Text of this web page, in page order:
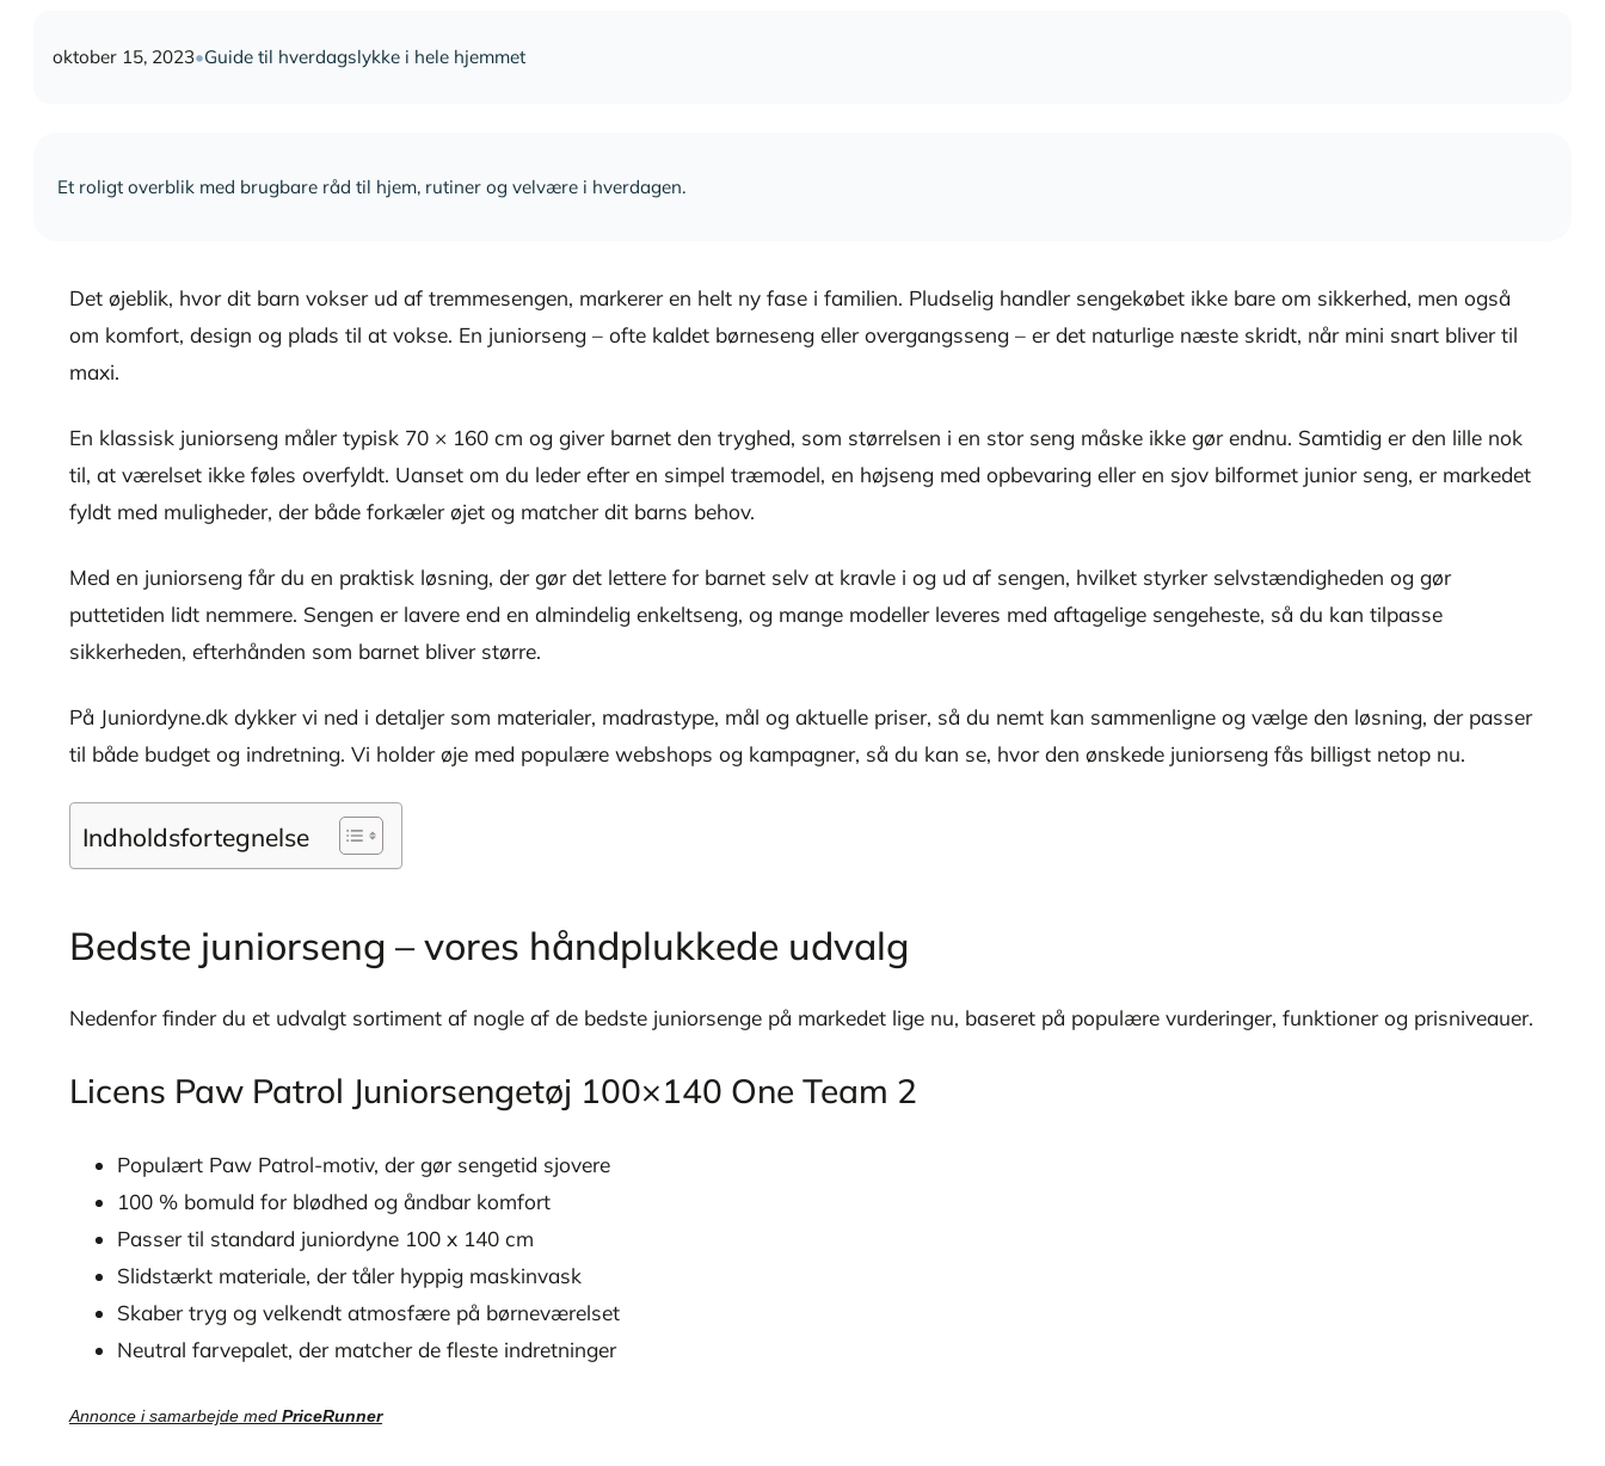
oktober 15, 2023•Guide til hverdagslykke i hele hjemmet
Et roligt overblik med brugbare råd til hjem, rutiner og velvære i hverdagen.
Det øjeblik, hvor dit barn vokser ud af tremmesengen, markerer en helt ny fase i familien. Pludselig handler sengekøbet ikke bare om sikkerhed, men også
om komfort, design og plads til at vokse. En juniorseng – ofte kaldet børneseng eller overgangsseng – er det naturlige næste skridt, når mini snart bliver til
maxi.
En klassisk juniorseng måler typisk 70 × 160 cm og giver barnet den tryghed, som størrelsen i en stor seng måske ikke gør endnu. Samtidig er den lille nok
til, at værelset ikke føles overfyldt. Uanset om du leder efter en simpel træmodel, en højseng med opbevaring eller en sjov bilformet junior seng, er markedet
fyldt med muligheder, der både forkæler øjet og matcher dit barns behov.
Med en juniorseng får du en praktisk løsning, der gør det lettere for barnet selv at kravle i og ud af sengen, hvilket styrker selvstændigheden og gør
puttetiden lidt nemmere. Sengen er lavere end en almindelig enkeltseng, og mange modeller leveres med aftagelige sengeheste, så du kan tilpasse
sikkerheden, efterhånden som barnet bliver større.
På Juniordyne.dk dykker vi ned i detaljer som materialer, madrastype, mål og aktuelle priser, så du nemt kan sammenligne og vælge den løsning, der passer
til både budget og indretning. Vi holder øje med populære webshops og kampagner, så du kan se, hvor den ønskede juniorseng fås billigst netop nu.
Indholdsfortegnelse
Bedste juniorseng – vores håndplukkede udvalg
Nedenfor finder du et udvalgt sortiment af nogle af de bedste juniorsenge på markedet lige nu, baseret på populære vurderinger, funktioner og prisniveauer.
Licens Paw Patrol Juniorsengetøj 100×140 One Team 2
Populært Paw Patrol-motiv, der gør sengetid sjovere
100 % bomuld for blødhed og åndbar komfort
Passer til standard juniordyne 100 x 140 cm
Slidstærkt materiale, der tåler hyppig maskinvask
Skaber tryg og velkendt atmosfære på børneværelset
Neutral farvepalet, der matcher de fleste indretninger
Annonce i samarbejde med PriceRunner